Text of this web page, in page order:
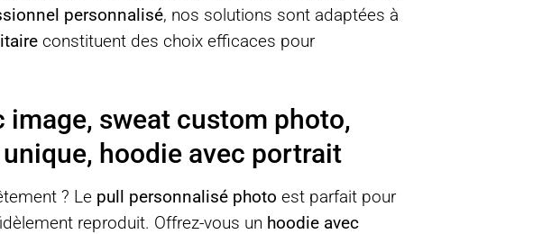
personnalisé, nos solutions sont adaptées à
constituent des choix efficaces pour
sweat custom photo,
hoodie avec portrait
? Le pull personnalisé photo est parfait pour
reproduit. Offrez-vous un hoodie avec